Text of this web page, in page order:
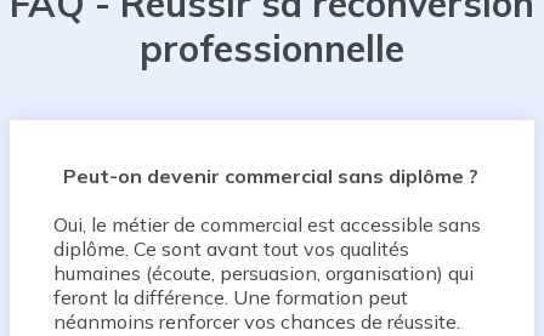
professionnelle
Peut-on devenir commercial sans diplôme ?
Oui, le métier de commercial est accessible sans
diplôme. Ce sont avant tout vos qualités
humaines (écoute, persuasion, organisation) qui
feront la différence. Une formation peut
néanmoins renforcer vos chances de réussite.